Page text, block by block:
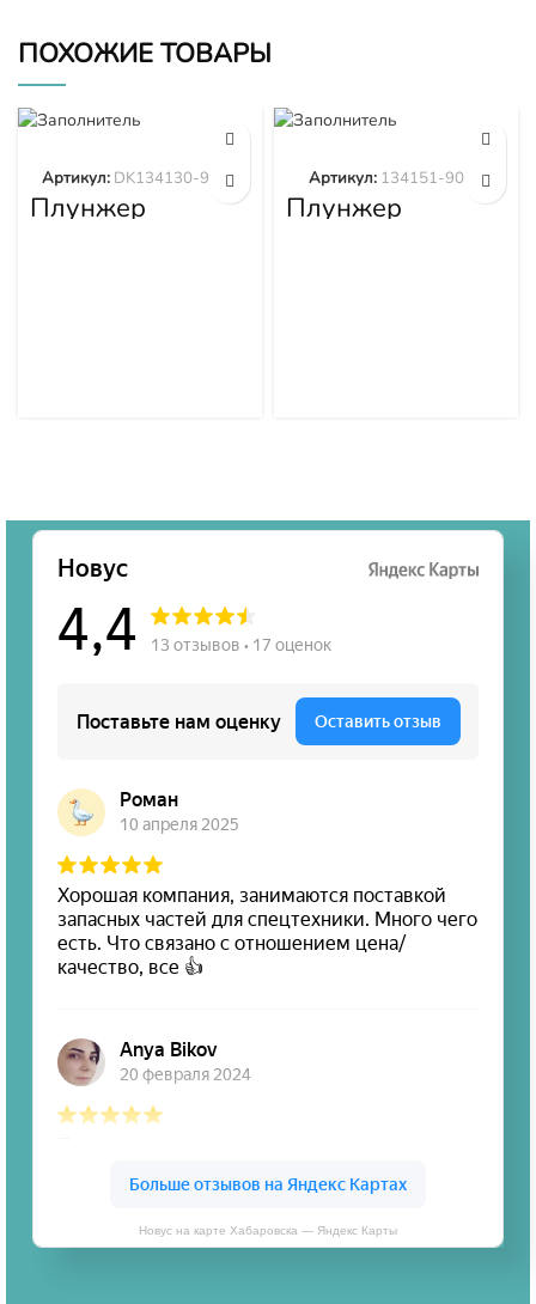
ПОХОЖИЕ ТОВАРЫ
Плунжер
DK134130-9320
Артикул: DK134130-9320
Плунжер
134151-9020
Артикул: 134151-9020
Новус на карте Хабаровска — Яндекс Карты